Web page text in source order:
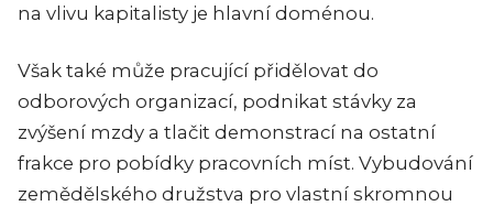
na vlivu kapitalisty je hlavní doménou.
Však také může pracující přidělovat do
odborových organizací, podnikat stávky za
zvýšení mzdy a tlačit demonstrací na ostatní
frakce pro pobídky pracovních míst. Vybudování
zemědělského družstva pro vlastní skromnou